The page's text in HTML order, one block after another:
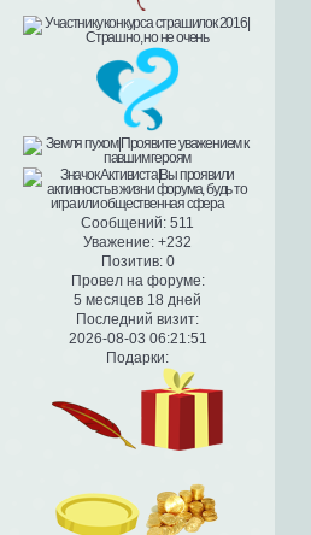
Сообщений: 511
Уважение: +232
Позитив: 0
Провел на форуме:
5 месяцев 18 дней
Последний визит:
2026-08-03 06:21:51
Подарки: